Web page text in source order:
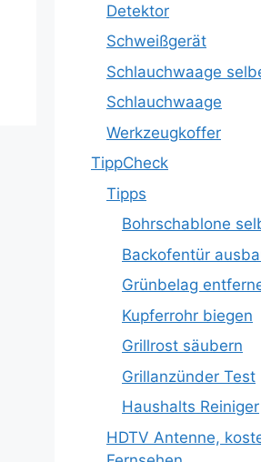
Detektor
Schweißgerät
Schlauchwaage
Schlauchwaage
Werkzeugkoffer
TippCheck
Tipps
Bohrschablone
Backofentür
Grünbelag
Kupferrohr biegen
Grillrost säubern
Grillanzünder Test
Haushalts Reiniger
HDTV Antenne,